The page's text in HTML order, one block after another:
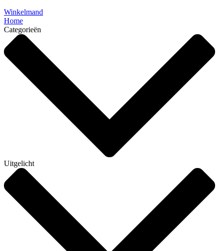
Winkelmand
Home
Categorieën
Uitgelicht